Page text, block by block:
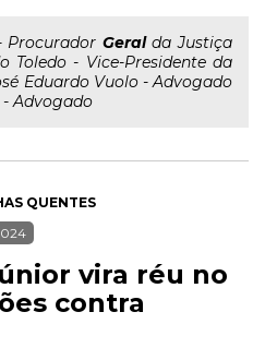
Procurador Geralda Justiça
Toledo - Vice-Presidente da
Eduardo Vuolo - Advogado
Advogado
QUENTES
vira réu no
contra